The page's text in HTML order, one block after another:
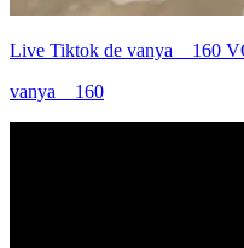
Live Tiktok de vanya__160
vanya__160